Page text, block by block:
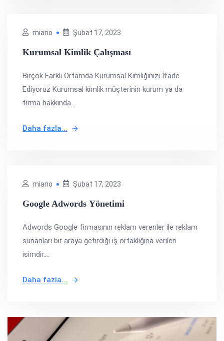
miano Şubat 17, 2023
Kurumsal Kimlik Çalışması
Birçok Farklı Ortamda Kurumsal Kimliğinizi İfade
Ediyoruz Kurumsal kimlik müşterinin kurum ya da
firma hakkında...
Daha fazla...
miano Şubat 17, 2023
Google Adwords Yönetimi
Adwords Google firmasının reklam verenler ile reklam
sunanları bir araya getirdiği iş ortaklığına verilen
isimdir....
Daha fazla...